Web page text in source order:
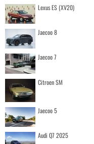
Lexus ES (XV20)
Jaecoo 8
Jaecoo 7
Citroen SM
Jaecoo 5
Audi Q7 2025